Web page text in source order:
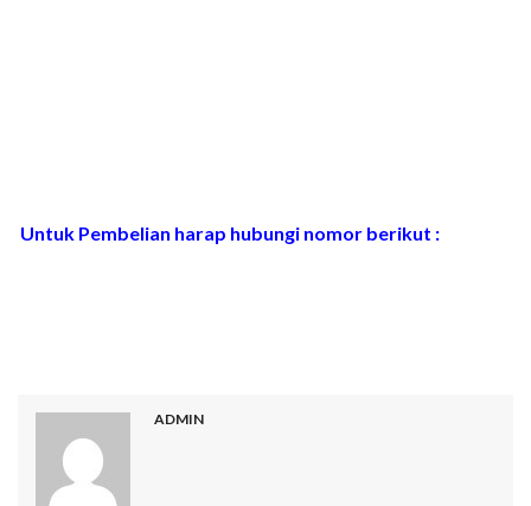
Untuk Pembelian harap hubungi nomor berikut :
ADMIN